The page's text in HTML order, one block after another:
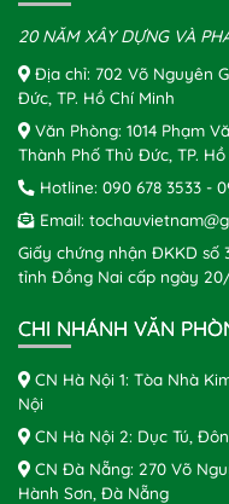
20 NĂM XÂY DỰNG VÀ
Địa chỉ: 702 Võ Nguyên
Đức, TP. Hồ Chí Minh
Văn Phòng: 1014 Phạm
Thành Phố Thủ Đức, TP. Hồ
Hotline: 090 678 3533 -
Email:
Giấy chứng nhận ĐKKD số
tỉnh Đồng Nai cấp ngày
CHI NHÁNH VĂN
CN Hà Nội 1: Tòa Nhà
Nội
CN Hà Nội 2: Dục Tú,
CN Đà Nẵng: 270 Võ
Hành Sơn, Đà Nẵng